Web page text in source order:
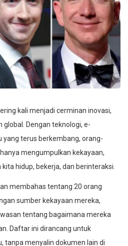
kali menjadi cerminan inovasi,
Dengan teknologi, e-
yang terus berkembang, orang-
mengumpulkan kekayaan,
hidup, bekerja, dan berinteraksi.
membahas tentang 20 orang
sumber kekayaan mereka,
tentang bagaimana mereka
Daftar ini dirancang untuk
tanpa menyalin dokumen lain di